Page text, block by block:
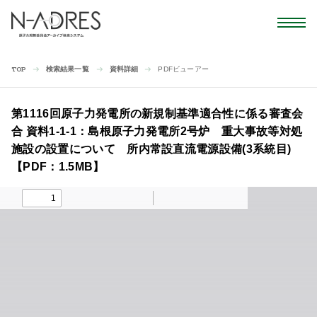
TOP 検索結果一覧 資料詳細 PDFビューアー
第1116回原子力発電所の新規制基準適合性に係る審査会
合 資料1-1-1：島根原子力発電所2号炉 重大事故等対処
施設の設置について 所内常設直流電源設備(3系統目)
【PDF：1.5MB】